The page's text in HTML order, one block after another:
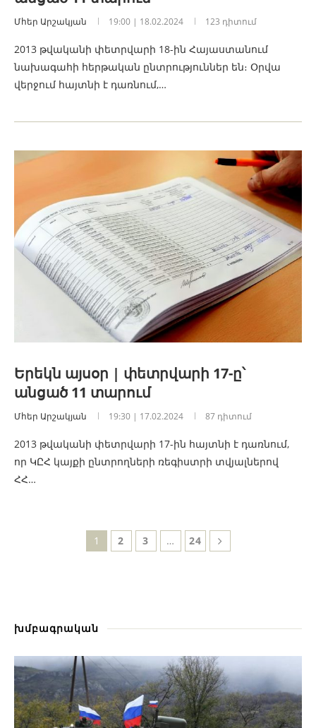
Մհեր Արշակյան 19:00 | 18.02.2024 123 դիտում
2013 թվականի փետրվարի 18-ին Հայաստանում
նախագահի հերթական ընտրություններ են։ Օրվա
վերջում հայտնի է դառնում,…
Երեկն այսօր | փետրվարի 17-ը՝
անցած 11 տարում
Մհեր Արշակյան 19:30 | 17.02.2024 87 դիտում
2013 թվականի փետրվարի 17-ին հայտնի է դառնում,
որ ԿԸՀ կայքի ընտրողների ռեգիստրի տվյալներով
ՀՀ…
1 2 3 … 24
խմբագրական